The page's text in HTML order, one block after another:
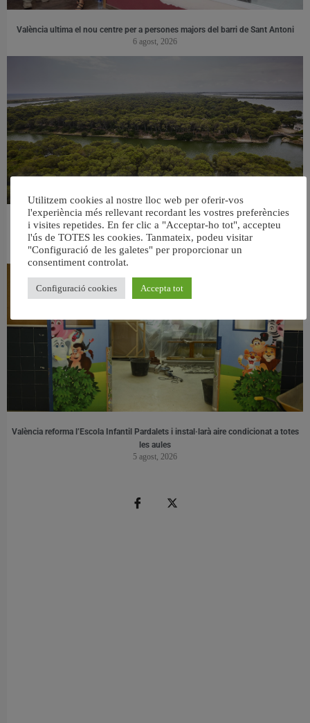
València ultima el nou centre per a persones majors del barri de Sant Antoni
6 agost, 2026
València retira prop de 15.000 litres de residus de la Devesa durant el mes de
juliol
6 agost, 2026
València reforma l’Escola Infantil Pardalets i instal·larà aire condicionat a totes
les aules
5 agost, 2026
Utilitzem cookies al nostre lloc web per oferir-vos
l'experiència més rellevant recordant les vostres preferències
i visites repetides. En fer clic a "Acceptar-ho tot", accepteu
l'ús de TOTES les cookies. Tanmateix, podeu visitar
"Configuració de les galetes" per proporcionar un
consentiment controlat.
Configuració cookies Accepta tot